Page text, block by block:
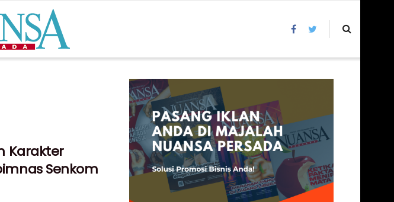
Karakter
Senkom